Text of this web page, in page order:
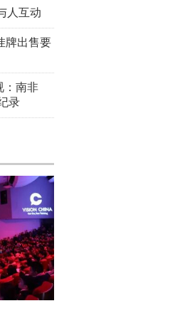
人互动
牌出售要
：南非
录